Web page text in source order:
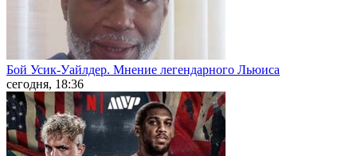
Бой Усик-Уайлдер. Мнение легендарного Льюиса
сегодня, 18:36